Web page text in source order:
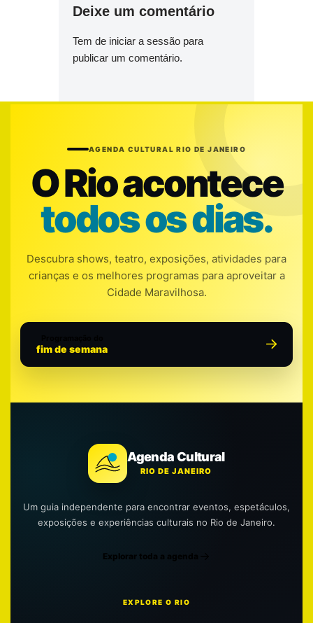
Deixe um comentário
Tem de iniciar a sessão para
publicar um comentário.
AGENDA CULTURAL RIO DE JANEIRO
O Rio acontece
todos os dias.
Descubra shows, teatro, exposições, atividades para
crianças e os melhores programas para aproveitar a
Cidade Maravilhosa.
fim de semana
Agenda Cultural
RIO DE JANEIRO
Um guia independente para encontrar eventos, espetáculos,
exposições e experiências culturais no Rio de Janeiro.
Explorar toda a agenda
EXPLORE O RIO